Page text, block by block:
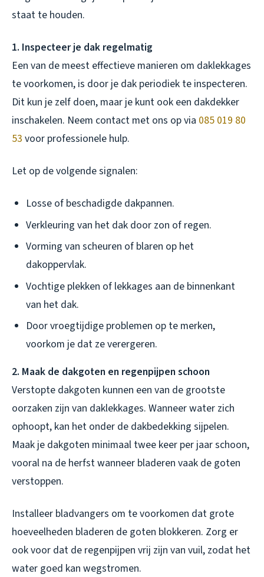
staat te houden.
1. Inspecteer je dak regelmatig
Een van de meest effectieve manieren om daklekkages
te voorkomen, is door je dak periodiek te inspecteren.
Dit kun je zelf doen, maar je kunt ook een dakdekker
inschakelen. Neem contact met ons op via 085 019 80
53 voor professionele hulp.
Let op de volgende signalen:
Losse of beschadigde dakpannen.
Verkleuring van het dak door zon of regen.
Vorming van scheuren of blaren op het
dakoppervlak.
Vochtige plekken of lekkages aan de binnenkant
van het dak.
Door vroegtijdige problemen op te merken,
voorkom je dat ze verergeren.
2. Maak de dakgoten en regenpijpen schoon
Verstopte dakgoten kunnen een van de grootste
oorzaken zijn van daklekkages. Wanneer water zich
ophoopt, kan het onder de dakbedekking sijpelen.
Maak je dakgoten minimaal twee keer per jaar schoon,
vooral na de herfst wanneer bladeren vaak de goten
verstoppen.
Installeer bladvangers om te voorkomen dat grote
hoeveelheden bladeren de goten blokkeren. Zorg er
ook voor dat de regenpijpen vrij zijn van vuil, zodat het
water goed kan wegstromen.